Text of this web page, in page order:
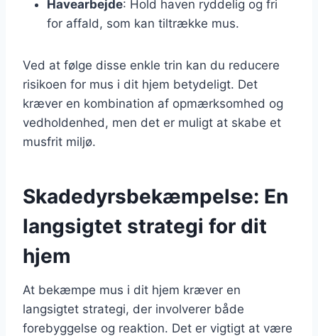
Havearbejde: Hold haven ryddelig og fri
for affald, som kan tiltrække mus.
Ved at følge disse enkle trin kan du reducere
risikoen for mus i dit hjem betydeligt. Det
kræver en kombination af opmærksomhed og
vedholdenhed, men det er muligt at skabe et
musfrit miljø.
Skadedyrsbekæmpelse: En
langsigtet strategi for dit
hjem
At bekæmpe mus i dit hjem kræver en
langsigtet strategi, der involverer både
forebyggelse og reaktion. Det er vigtigt at være